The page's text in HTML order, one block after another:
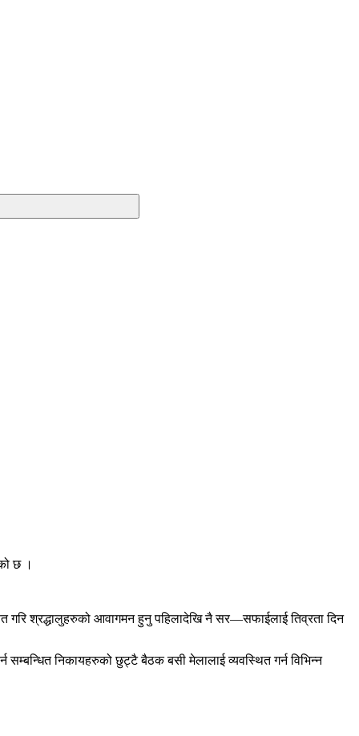
छ ।
गरि श्रद्धालुहरुको आवागमन हुनु पहिलादेखि नै सर—सफाईलाई तिव्रता दिन
सम्बन्धित निकायहरुको छुट्टै बैठक बसी मेलालाई व्यवस्थित गर्न विभिन्न